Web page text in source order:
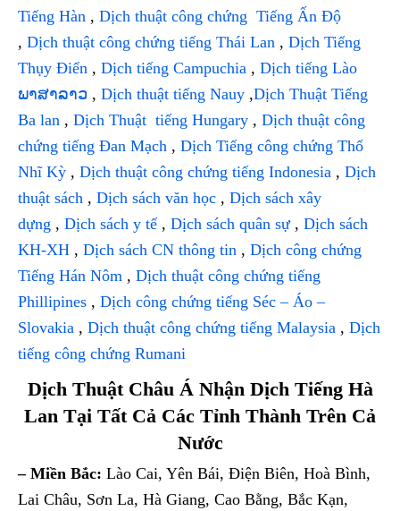
Tiếng Hàn , Dịch thuật công chứng Tiếng Ấn Độ
, Dịch thuật công chứng tiếng Thái Lan , Dịch Tiếng
Thụy Điển , Dịch tiếng Campuchia , Dịch tiếng Lào
ພາສາລາວ , Dịch thuật tiếng Nauy ,Dịch Thuật Tiếng
Ba lan , Dịch Thuật tiếng Hungary , Dịch thuật công
chứng tiếng Đan Mạch , Dịch Tiếng công chứng Thổ
Nhĩ Kỳ , Dịch thuật công chứng tiếng Indonesia , Dịch
thuật sách , Dịch sách văn học , Dịch sách xây
dựng , Dịch sách y tế, Dịch sách quân sự, Dịch sách
KH-XH , Dịch sách CN thông tin , Dịch công chứng
Tiếng Hán Nôm , Dịch thuật công chứng tiếng
Phillipines , Dịch công chứng tiếng Séc – Áo –
Slovakia , Dịch thuật công chứng tiếng Malaysia , Dịch
tiếng công chứng Rumani
Dịch Thuật Châu Á Nhận Dịch Tiếng Hà
Lan Tại Tất Cả Các Tỉnh Thành Trên Cả
Nước
– Miền Bắc: Lào Cai, Yên Bái, Điện Biên, Hoà Bình,
Lai Châu, Sơn La, Hà Giang, Cao Bằng, Bắc Kạn,